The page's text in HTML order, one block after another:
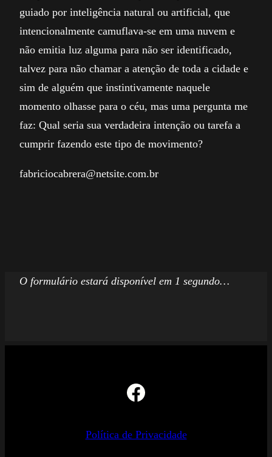
guiado por inteligência natural ou artificial, que
intencionalmente camuflava-se em uma nuvem e
não emitia luz alguma para não ser identificado,
talvez para não chamar a atenção de toda a cidade e
sim de alguém que instintivamente naquele
momento olhasse para o céu, mas uma pergunta me
faz: Qual seria sua verdadeira intenção ou tarefa a
cumprir fazendo este tipo de movimento?
fabriciocabrera@netsite.com.br
O formulário estará disponível em 1 segundo…
Facebook
Política de Privacidade